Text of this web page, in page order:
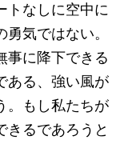
トなしに空中に
気ではない。
事に降下できる
ある、強い風が
。もし私たちが
きるであろうと